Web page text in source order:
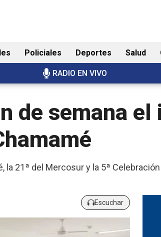
Policiales Deportes Salud
RADIO EN VIVO
de semana el
21ª del Mercosur y la 5ª
Escuchar